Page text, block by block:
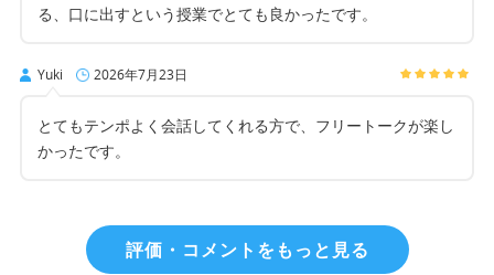
る、口に出すという授業でとても良かったです。
Yuki 2026年7月23日
とてもテンポよく会話してくれる方で、フリートークが楽し
かったです。
評価・コメントをもっと見る